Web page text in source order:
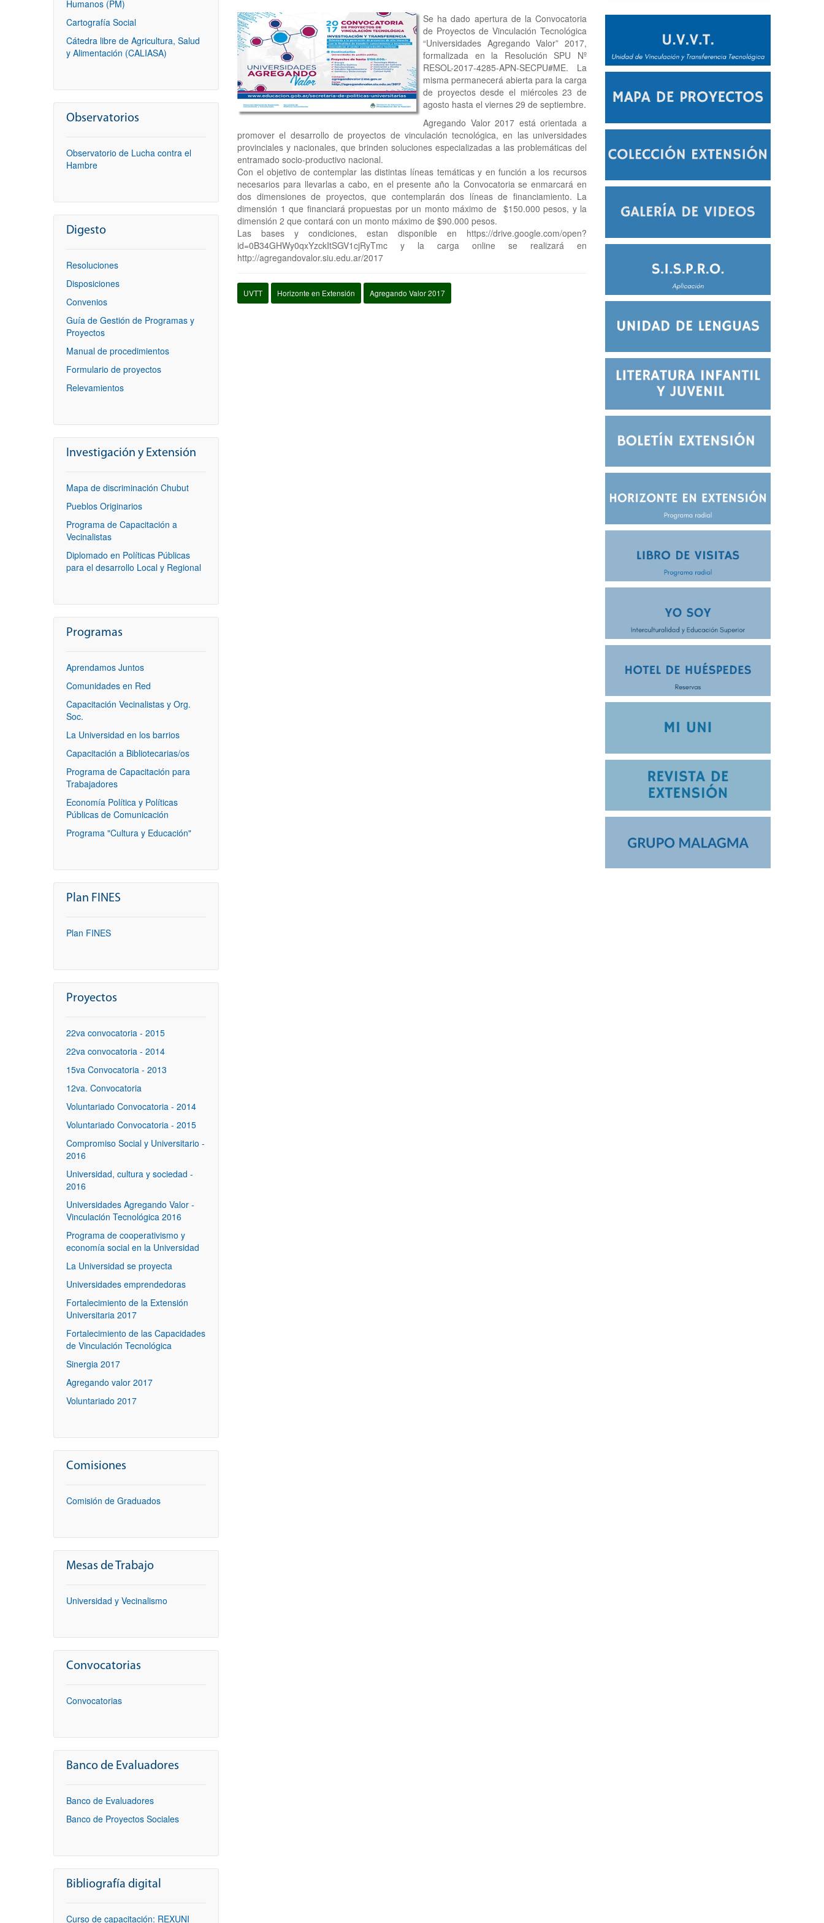
Humanos (PM)
Cartografía Social
Cátedra libre de Agricultura, Salud
y Alimentación (CALIASA)
Observatorios
Observatorio de Lucha contra el
Hambre
Digesto
Resoluciones
Disposiciones
Convenios
Guía de Gestión de Programas y
Proyectos
Manual de procedimientos
Formulario de proyectos
Relevamientos
Investigación y Extensión
Mapa de discriminación Chubut
Pueblos Originarios
Programa de Capacitación a
Vecinalistas
Diplomado en Políticas Públicas
para el desarrollo Local y Regional
Programas
Aprendamos Juntos
Comunidades en Red
Capacitación Vecinalistas y Org.
Soc.
La Universidad en los barrios
Capacitación a Bibliotecarias/os
Programa de Capacitación para
Trabajadores
Economía Política y Políticas
Públicas de Comunicación
Programa "Cultura y Educación"
Plan FINES
Plan FINES
Proyectos
22va convocatoria - 2015
22va convocatoria - 2014
15va Convocatoria - 2013
12va. Convocatoria
Voluntariado Convocatoria - 2014
Voluntariado Convocatoria - 2015
Compromiso Social y Universitario -
2016
Universidad, cultura y sociedad -
2016
Universidades Agregando Valor -
Vinculación Tecnológica 2016
Programa de cooperativismo y
economía social en la Universidad
La Universidad se proyecta
Universidades emprendedoras
Fortalecimiento de la Extensión
Universitaria 2017
Fortalecimiento de las Capacidades
de Vinculación Tecnológica
Sinergia 2017
Agregando valor 2017
Voluntariado 2017
Comisiones
Comisión de Graduados
Mesas de Trabajo
Universidad y Vecinalismo
Convocatorias
Convocatorias
Banco de Evaluadores
Banco de Evaluadores
Banco de Proyectos Sociales
Bibliografía digital
Curso de capacitación: REXUNI
Se ha dado apertura de la Convocatoria
de Proyectos de Vinculación Tecnológica
“Universidades Agregando Valor” 2017,
formalizada en la Resolución SPU Nº
RESOL-2017-4285-APN-SECPU#ME. La
misma permanecerá abierta para la carga
de proyectos desde el miércoles 23 de
agosto hasta el viernes 29 de septiembre.
Agregando Valor 2017 está orientada a
promover el desarrollo de proyectos de vinculación tecnológica, en las universidades
provinciales y nacionales, que brinden soluciones especializadas a las problemáticas del
entramado socio-productivo nacional.
Con el objetivo de contemplar las distintas líneas temáticas y en función a los recursos
necesarios para llevarlas a cabo, en el presente año la Convocatoria se enmarcará en
dos dimensiones de proyectos, que contemplarán dos líneas de financiamiento. La
dimensión 1 que financiará propuestas por un monto máximo de $150.000 pesos, y la
dimensión 2 que contará con un monto máximo de $90.000 pesos.
Las bases y condiciones, estan disponible en https://drive.google.com/open?
id=0B34GHWy0qxYzckItSGV1cjRyTmc y la carga online se realizará en
http://agregandovalor.siu.edu.ar/2017
UVTT Horizonte en Extensión Agregando Valor 2017